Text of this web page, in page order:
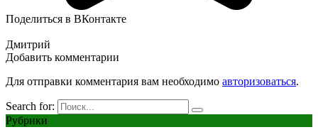
Поделиться в ВКонтакте
Дмитрий
Добавить комментарии
Для отправки комментария вам необходимо авторизоваться.
Search for:
Рубрики